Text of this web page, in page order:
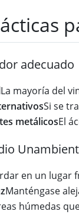
adecuado
La mayoría del
Si se
metálicosEl
en un lugar
Manténgase
húmedas